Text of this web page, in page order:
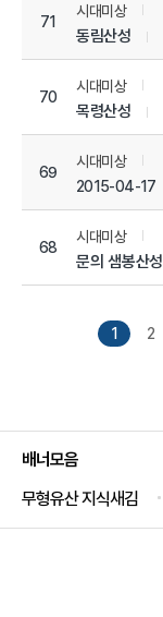
71
시대미상
동림산성
70
시대미상
목령산성
69
시대미상
2015-04-17
68
시대미상
문의 샘봉산성
1 2
배너모음
무형유산 지식새김